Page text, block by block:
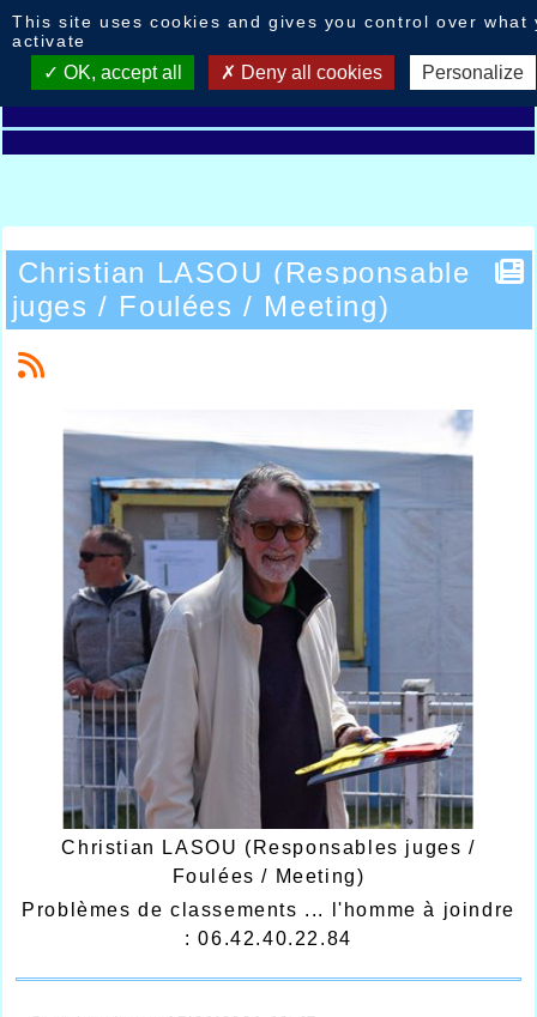
Christian LASOU (Responsable
juges / Foulées / Meeting)
Christian LASOU (Responsables juges /
Foulées / Meeting)
Problèmes de classements ... l'homme à joindre
: 06.42.40.22.84
This site uses cookies and gives you control over what
activate
OK, accept all Deny all cookies Personalize